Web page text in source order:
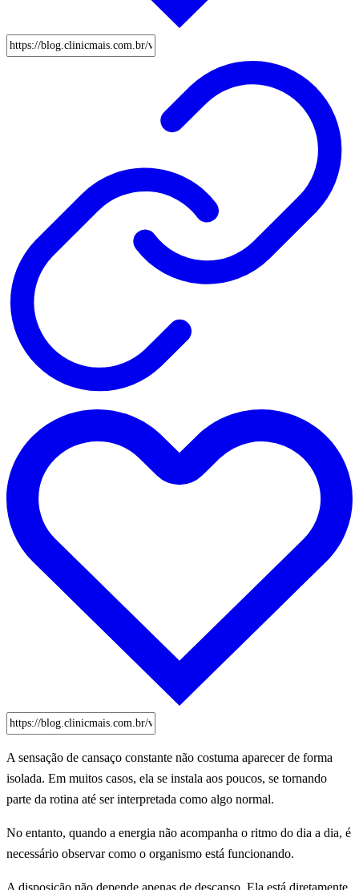
A sensação de cansaço constante não costuma aparecer de forma
isolada. Em muitos casos, ela se instala aos poucos, se tornando
parte da rotina até ser interpretada como algo normal.
No entanto, quando a energia não acompanha o ritmo do dia a dia, é
necessário observar como o organismo está funcionando.
A disposição não depende apenas de descanso. Ela está diretamente